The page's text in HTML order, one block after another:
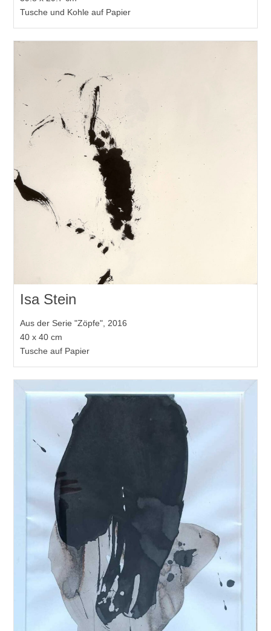
Tusche und Kohle auf Papier
Isa Stein
Aus der Serie "Zöpfe", 2016
40 x 40 cm
Tusche auf Papier